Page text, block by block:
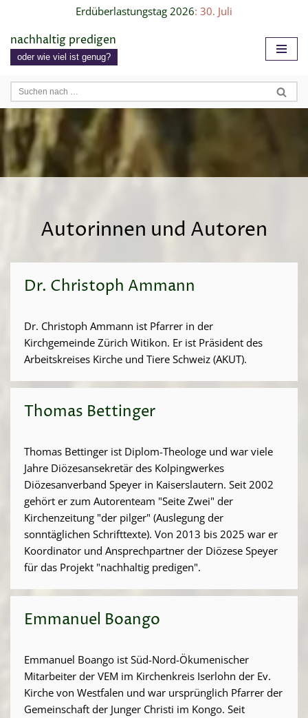
Zum
Inhalt
Erdüberlastungstag 2026: 30. Juli
nachhaltig predigen
oder wie viel ist genug?
Autorinnen und Autoren
Dr. Christoph Ammann
Dr. Christoph Ammann ist Pfarrer in der
Kirchgemeinde Zürich Witikon. Er ist Präsident des
Arbeitskreises Kirche und Tiere Schweiz (AKUT).
Thomas Bettinger
Thomas Bettinger ist Diplom-Theologe und war viele
Jahre Diözesansekretär des Kolpingwerkes
Diözesanverband Speyer in Kaiserslautern. Seit 2002
gehört er zum Autorenteam "Seite Zwei" der
Kirchenzeitung "der pilger" (Auslegung der
sonntäglichen Schrifttexte). Von 2013 bis 2025 war er
Koordinator und Ansprechpartner der Diözese Speyer
für das Projekt "nachhaltig predigen".
Emmanuel Boango
Emmanuel Boango ist Süd-Nord-Ökumenischer
Mitarbeiter der VEM im Kirchenkreis Iserlohn der Ev.
Kirche von Westfalen und war ursprünglich Pfarrer der
Gemeinschaft der Junger Christi im Kongo. Seit